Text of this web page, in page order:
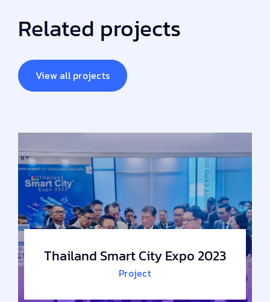
Related projects
View all projects
Thailand Smart City Expo 2023
Project